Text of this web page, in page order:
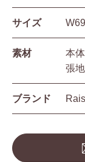
サイズ
素材
本
張
ブランド